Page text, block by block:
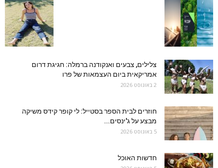
צלילים, צבעים ואנקודנה ברמלה: חגיגת דרום
אמריקאית ביום העצמאות של פרו
2 באוגוסט 2026
חוזרים לבית הספר בסטייל: לי קופר קידס משיקה
מבצע על ג'ינסים...
5 באוגוסט 2026
חדשות האוכל